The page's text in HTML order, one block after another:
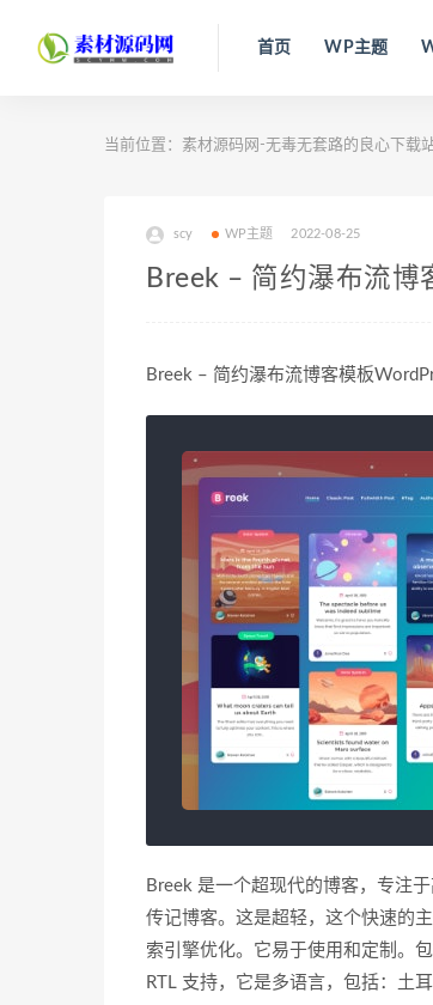
首页 WP主题
当前位置： 素材源码网-无毒无套路的良心下载
scy WP主题 2022-08-25
Breek – 简约瀑布流博
Breek – 简约瀑布流博客模板
Breek 是一个超现代的博客，专注
传记博客。这是超轻，这个快速的
索引擎优化。它易于使用和定制。
RTL 支持，它是多语言，包括：土